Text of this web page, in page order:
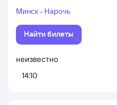
Минск - Нарочь
Найти билеты
неизвестно
14:10